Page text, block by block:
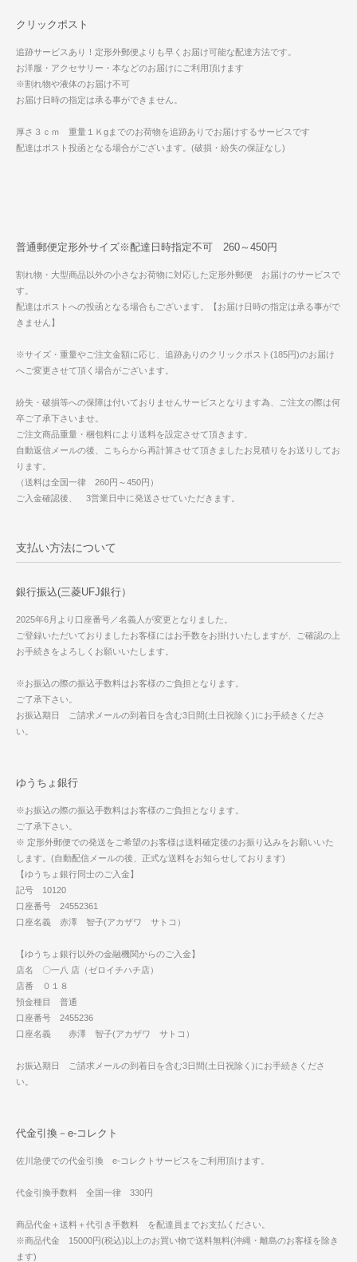
クリックポスト
追跡サービスあり！定形外郵便よりも早くお届け可能な配達方法です。
お洋服・アクセサリー・本などのお届けにご利用頂けます
※割れ物や液体のお届け不可
お届け日時の指定は承る事ができません。
厚さ３ｃｍ 重量１Ｋgまでのお荷物を追跡ありでお届けするサービスです
配達はポスト投函となる場合がございます。(破損・紛失の保証なし)
普通郵便定形外サイズ※配達日時指定不可 260～450円
割れ物・大型商品以外の小さなお荷物に対応した定形外郵便 お届けのサービスで
す。
配達はポストへの投函となる場合もございます。【お届け日時の指定は承る事がで
きません】
※サイズ・重量やご注文金額に応じ、追跡ありのクリックポスト(185円)のお届け
へご変更させて頂く場合がございます。
紛失・破損等への保障は付いておりませんサービスとなります為、ご注文の際は何
卒ご了承下さいませ。
ご注文商品重量・梱包料により送料を設定させて頂きます。
自動返信メールの後、こちらから再計算させて頂きましたお見積りをお送りしてお
ります。
（送料は全国一律 260円～450円）
ご入金確認後、 3営業日中に発送させていただきます。
支払い方法について
銀行振込(三菱UFJ銀行）
2025年6月より口座番号／名義人が変更となりました。
ご登録いただいておりましたお客様にはお手数をお掛けいたしますが、ご確認の上
お手続きをよろしくお願いいたします。
※お振込の際の振込手数料はお客様のご負担となります。
ご了承下さい。
お振込期日 ご請求メールの到着日を含む3日間(土日祝除く)にお手続きくださ
い。
ゆうちょ銀行
※お振込の際の振込手数料はお客様のご負担となります。
ご了承下さい。
※ 定形外郵便での発送をご希望のお客様は送料確定後のお振り込みをお願いいた
します。(自動配信メールの後、正式な送料をお知らせしております)
【ゆうちょ銀行同士のご入金】
記号 10120
口座番号 24552361
口座名義 赤澤 智子(アカザワ サトコ）
【ゆうちょ銀行以外の金融機関からのご入金】
店名 〇一八 店（ゼロイチハチ店）
店番 ０１８
預金種目 普通
口座番号 2455236
口座名義 赤澤 智子(アカザワ サトコ）
お振込期日 ご請求メールの到着日を含む3日間(土日祝除く)にお手続きくださ
い。
代金引換－e-コレクト
佐川急便での代金引換 e-コレクトサービスをご利用頂けます。
代金引換手数料 全国一律 330円
商品代金＋送料＋代引き手数料 を配達員までお支払ください。
※商品代金 15000円(税込)以上のお買い物で送料無料(沖縄・離島のお客様を除き
ます)